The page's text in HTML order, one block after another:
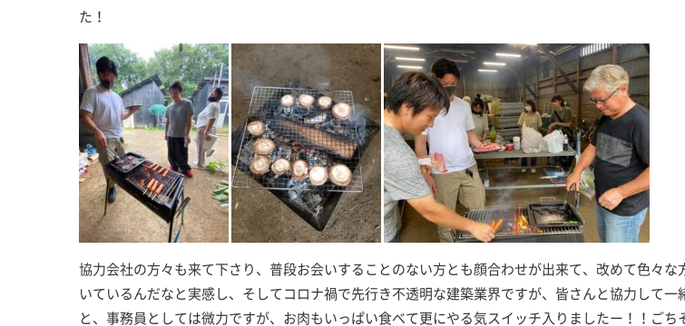
た！
協力会社の方々も来て下さり、普段お会いすることのない方とも顔合わせが出来て、改めて色々な
いているんだなと実感し、そしてコロナ禍で先行き不透明な建築業界ですが、皆さんと協力して一
と、事務員としては微力ですが、お肉もいっぱい食べて更にやる気スイッチ入りましたー！！ご